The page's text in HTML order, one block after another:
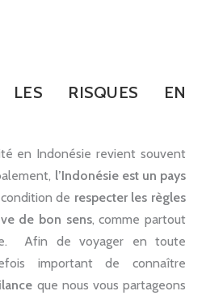
LES RISQUES EN
en Indonésie revient souvent
l’Indonésie est un pays
de respecter les règles
de bon sens, comme partout
Afin de voyager en toute
important de connaître
que nous vous partageons